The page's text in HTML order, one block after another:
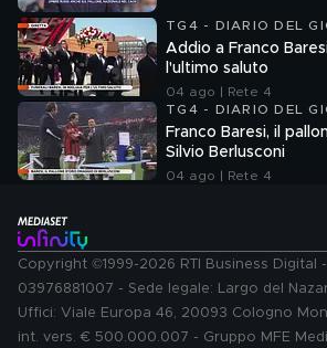
TG4 - DIARIO DEL
Addio a Franco
l'ultimo saluto
04 ago | Rete 4
TG4 - DIARIO DEL
Franco Baresi, il
Silvio Berlusconi
04 ago | Rete 4
Copyright ©1999-2026 RTI Business Digital -
03976881007 - Sede legale: Largo del
Uffici: Viale Europa 46, 20093 Cologno
int. vers. € 500.000.007 - Gruppo MFE